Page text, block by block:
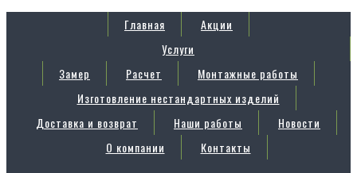
Главная
Акции
Услуги
Замер
Расчет
Монтажные работы
Изготовление нестандартных изделий
Доставка и возврат
Наши работы
Новости
О компании
Контакты